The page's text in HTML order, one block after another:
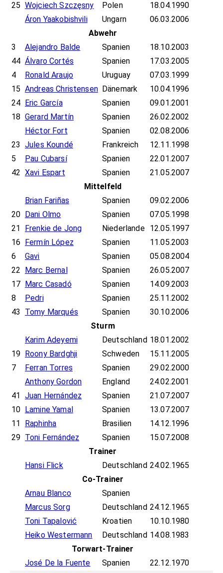
25 Wojciech Szczęsny Polen
18.04.1990
Áron Yaakobishvili
Ungarn
06.03.2006
Abwehr
3
Alejandro Balde Spanien
18.10.2003
44 Álvaro Cortés Spanien
17.03.2005
4
Ronald Araujo Uruguay
07.03.1999
15 Andreas Christensen Dänemark
10.04.1996
24
Eric García Spanien
09.01.2001
18 Gerard Martín Spanien
26.02.2002
Héctor Fort
Spanien
02.08.2006
23 Jules Koundé Frankreich
12.11.1998
5
Pau Cubarsí Spanien
22.01.2007
42 Xavi Espart Spanien
21.05.2007
Mittelfeld
Brian Fariñas
Spanien
09.02.2006
20
Dani Olmo Spanien
07.05.1998
21
Frenkie de Jong Niederlande 12.05.1997
16
Fermín López Spanien
11.05.2003
6
Gavi Spanien
05.08.2004
22
Marc Bernal Spanien
26.05.2007
17
Marc Casadó Spanien
14.09.2003
8
Pedri Spanien
25.11.2002
43
Tomy Marqués Spanien
30.10.2006
Sturm
Karim Adeyemi
Deutschland 18.01.2002
19
Roony Bardghji Schweden
15.11.2005
7
Ferran Torres Spanien
29.02.2000
Anthony Gordon
England
24.02.2001
41
Juan Hernández Spanien
21.07.2007
10
Lamine Yamal Spanien
13.07.2007
11
Raphinha Brasilien
14.12.1996
29 Toni Fernández Spanien
15.07.2008
Trainer
Hansi Flick
Deutschland 24.02.1965
Co-Trainer
Arnau Blanco
Spanien
Marcus Sorg
Deutschland 24.12.1965
Toni Tapalović
Kroatien
10.10.1980
Heiko Westermann
Deutschland 14.08.1983
Torwart-Trainer
José De la Fuente
Spanien 22.12.1970